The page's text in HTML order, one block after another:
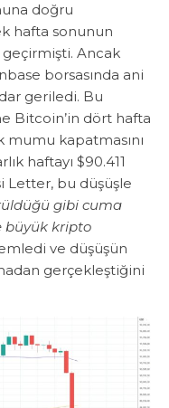
doğru
hafta sonunun
geçirmişti. Ancak
borsasında ani
geriledi. ​Bu
Bitcoin’in dört hafta
mumu kapatmasını
haftayı $90.411
Letter, bu düşüşle
gibi cuma
büyük kripto
ve düşüşün
gerçekleştiğini